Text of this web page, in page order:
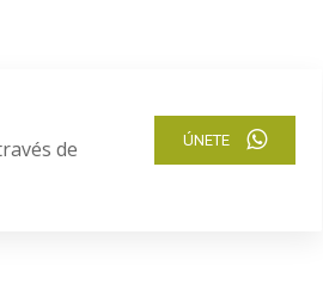
de
ÚNETE